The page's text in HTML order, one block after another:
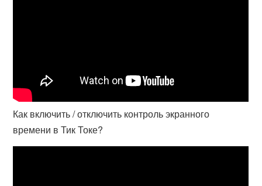
Как включить / отключить контроль экранного
времени в Тик Токе?